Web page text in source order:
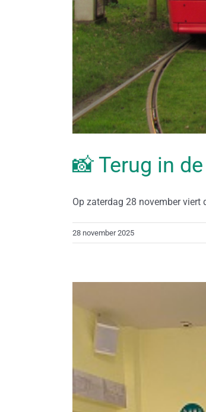
📸 Terug in
Op zaterdag 28 november viert
28 november 2025